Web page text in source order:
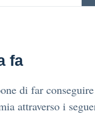
fa
di far
attraverso i